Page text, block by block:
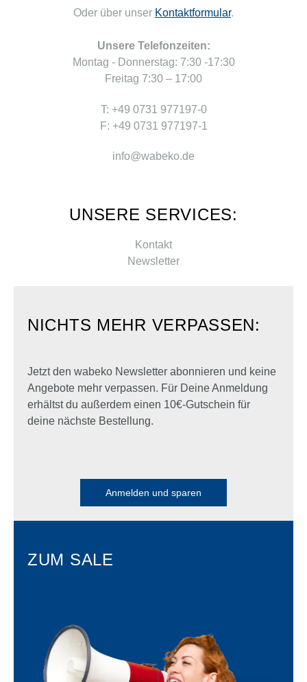
Oder über unser Kontaktformular.
Unsere Telefonzeiten:
Montag - Donnerstag: 7:30 -17:30
Freitag 7:30 – 17:00
T: +49 0731 977197-0
F: +49 0731 977197-1
info@wabeko.de
UNSERE SERVICES:
Kontakt
Newsletter
NICHTS MEHR VERPASSEN:
Jetzt den wabeko Newsletter abonnieren und keine
Angebote mehr verpassen. Für Deine Anmeldung
erhältst du außerdem einen 10€-Gutschein für
deine nächste Bestellung.
Anmelden und sparen
ZUM SALE